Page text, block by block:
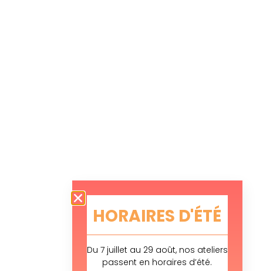
HORAIRES D'ÉTÉ
Du 7 juillet au 29 août, nos ateliers
passent en horaires d’été.